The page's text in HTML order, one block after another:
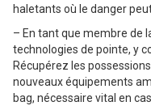
haletants où le danger
– En tant que membre de
technologies de pointe, y
Récupérez les
nouveaux équipements
bag, nécessaire vital en